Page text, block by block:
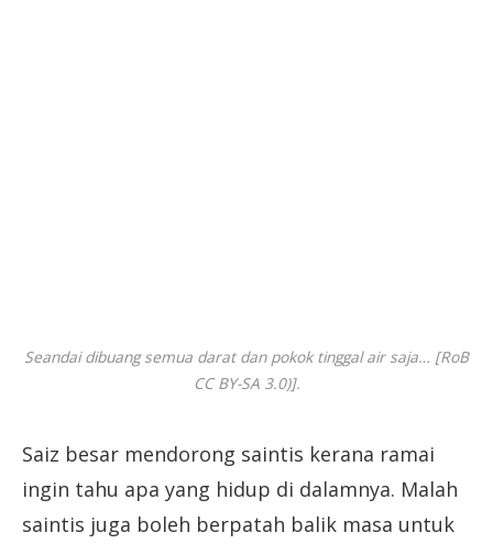
Seandai dibuang semua darat dan pokok tinggal air saja… [RoB
CC BY-SA 3.0)].
Saiz besar mendorong saintis kerana ramai
ingin tahu apa yang hidup di dalamnya. Malah
saintis juga boleh berpatah balik masa untuk